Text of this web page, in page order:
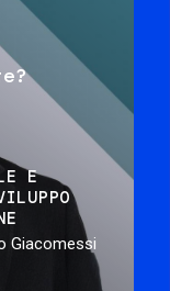
E
Giacomessi